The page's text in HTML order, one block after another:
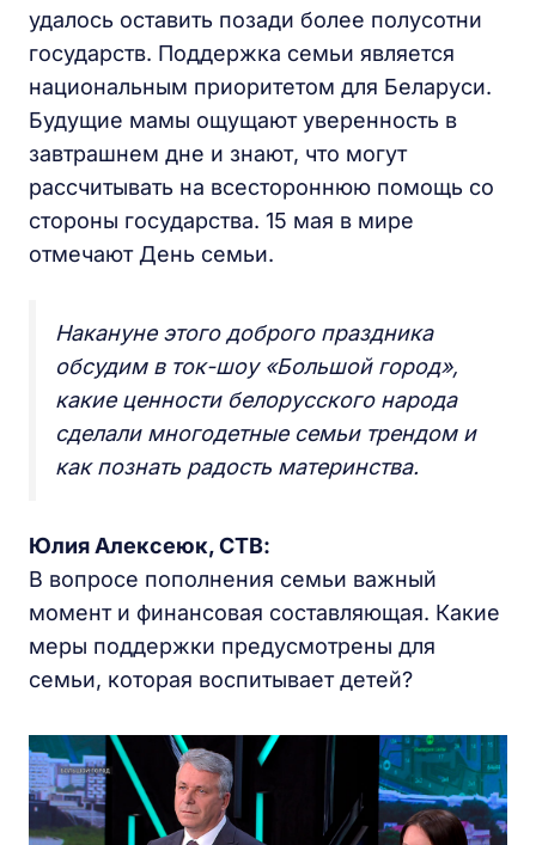
удалось оставить позади более полусотни
государств. Поддержка семьи является
национальным приоритетом для Беларуси.
Будущие мамы ощущают уверенность в
завтрашнем дне и знают, что могут
рассчитывать на всестороннюю помощь со
стороны государства. 15 мая в мире
отмечают День семьи.
Накануне этого доброго праздника
обсудим в ток-шоу «Большой город»,
какие ценности белорусского народа
сделали многодетные семьи трендом и
как познать радость материнства.
Юлия Алексеюк, СТВ:
В вопросе пополнения семьи важный
момент и финансовая составляющая. Какие
меры поддержки предусмотрены для
семьи, которая воспитывает детей?